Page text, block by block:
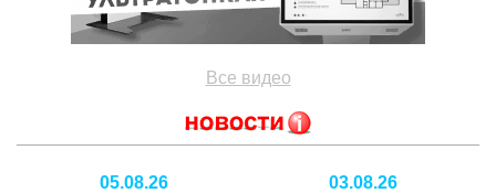
Все видео
05.08.26 03.08.26